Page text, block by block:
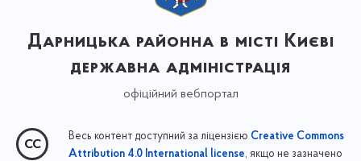
Дарницька районна в місті Києві
державна адміністрація
офіційний вебпортал
Весь контент доступний за ліцензією Creative Commons
Attribution 4.0 International license, якщо не зазначено